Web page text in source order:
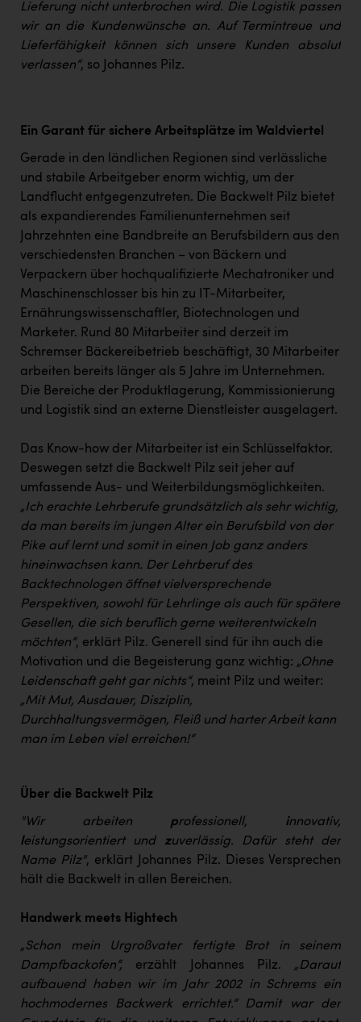
Lieferung nicht unterbrochen wird. Die Logistik passen
wir an die Kundenwünsche an. Auf Termintreue und
Lieferfähigkeit können sich unsere Kunden absolut
verlassen“, so Johannes Pilz.
Ein Garant für sichere Arbeitsplätze im Waldviertel
Gerade in den ländlichen Regionen sind verlässliche
und stabile Arbeitgeber enorm wichtig, um der
Landflucht entgegenzutreten. Die Backwelt Pilz bietet
als expandierendes Familienunternehmen seit
Jahrzehnten eine Bandbreite an Berufsbildern aus den
verschiedensten Branchen – von Bäckern und
Verpackern über hochqualifizierte Mechatroniker und
Maschinenschlosser bis hin zu IT-Mitarbeiter,
Ernährungswissenschaftler, Biotechnologen und
Marketer. Rund 80 Mitarbeiter sind derzeit im
Schremser Bäckereibetrieb beschäftigt, 30 Mitarbeiter
arbeiten bereits länger als 5 Jahre im Unternehmen.
Die Bereiche der Produktlagerung, Kommissionierung
und Logistik sind an externe Dienstleister ausgelagert.
Das Know-how der Mitarbeiter ist ein Schlüsselfaktor.
Deswegen setzt die Backwelt Pilz seit jeher auf
umfassende Aus- und Weiterbildungsmöglichkeiten.
„Ich erachte Lehrberufe grundsätzlich als sehr wichtig,
da man bereits im jungen Alter ein Berufsbild von der
Pike auf lernt und somit in einen Job ganz anders
hineinwachsen kann. Der Lehrberuf des
Backtechnologen öffnet vielversprechende
Perspektiven, sowohl für Lehrlinge als auch für spätere
Gesellen, die sich beruflich gerne weiterentwickeln
möchten“, erklärt Pilz. Generell sind für ihn auch die
Motivation und die Begeisterung ganz wichtig: „Ohne
Leidenschaft geht gar nichts“, meint Pilz und weiter:
„Mit Mut, Ausdauer, Disziplin,
Durchhaltungsvermögen, Fleiß und harter Arbeit kann
man im Leben viel erreichen!“
Über die Backwelt Pilz
"Wir arbeiten professionell, innovativ,
leistungsorientiert und zuverlässig. Dafür steht der
Name Pilz", erklärt Johannes Pilz. Dieses Versprechen
hält die Backwelt in allen Bereichen.
Handwerk meets Hightech
„Schon mein Urgroßvater fertigte Brot in seinem
Dampfbackofen“, erzählt Johannes Pilz. „Darauf
aufbauend haben wir im Jahr 2002 in Schrems ein
hochmodernes Backwerk errichtet.“ Damit war der